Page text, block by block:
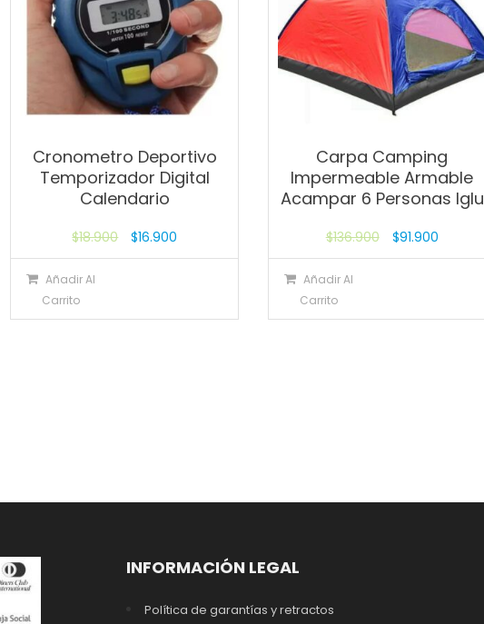
Cronometro Deportivo
Temporizador Digital
Calendario
$18.900 $16.900
Añadir Al
Carrito
Carpa Camping
Impermeable Armable
Acampar 6 Personas Iglu
$136.900 $91.900
Añadir Al
Carrito
INFORMACIÓN LEGAL
Política de garantías y retractos